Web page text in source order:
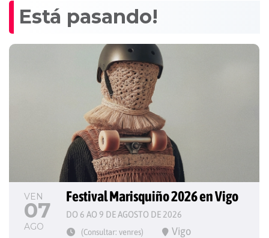
Está pasando!
VEN
07
AGO
Festival Marisquiño 2026 en Vigo
DO 6 AO 9 DE AGOSTO DE 2026
(Consultar: venres) Vigo